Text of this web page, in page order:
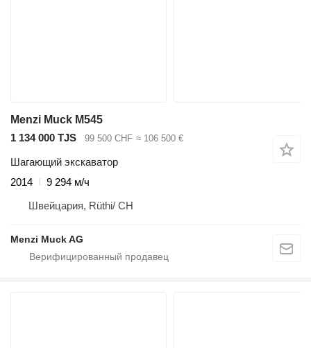
Menzi Muck M545
1 134 000 TJS
99 500 CHF ≈ 106 500 €
Шагающий экскаватор
2014
9 294 м/ч
Швейцария, Rüthi/ CH
Menzi Muck AG